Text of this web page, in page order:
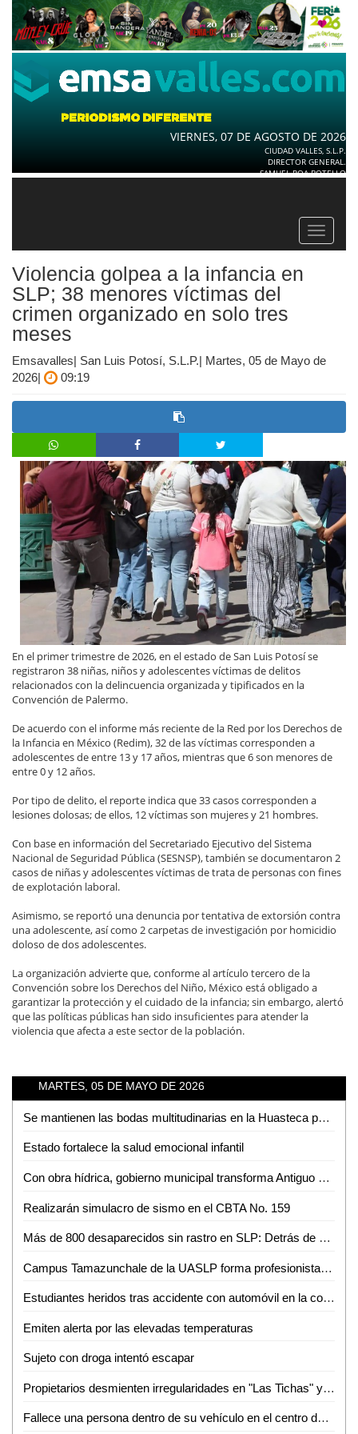
VIERNES, 07 DE AGOSTO DE 2026
CIUDAD VALLES, S.L.P.
DIRECTOR GENERAL.
SAMUEL ROA BOTELLO
Toggle
Violencia golpea a la infancia en
SLP; 38 menores víctimas del
crimen organizado en solo tres
meses
Emsavalles| San Luis Potosí, S.L.P.| Martes, 05 de Mayo de
2026|
09:19
En el primer trimestre de 2026, en el estado de San Luis Potosí se
registraron 38 niñas, niños y adolescentes víctimas de delitos
relacionados con la delincuencia organizada y tipificados en la
Convención de Palermo.
De acuerdo con el informe más reciente de la Red por los Derechos de
la Infancia en México (Redim), 32 de las víctimas corresponden a
adolescentes de entre 13 y 17 años, mientras que 6 son menores de
entre 0 y 12 años.
Por tipo de delito, el reporte indica que 33 casos corresponden a
lesiones dolosas; de ellos, 12 víctimas son mujeres y 21 hombres.
Con base en información del Secretariado Ejecutivo del Sistema
Nacional de Seguridad Pública (SESNSP), también se documentaron 2
casos de niñas y adolescentes víctimas de trata de personas con fines
de explotación laboral.
Asimismo, se reportó una denuncia por tentativa de extorsión contra
una adolescente, así como 2 carpetas de investigación por homicidio
doloso de dos adolescentes.
La organización advierte que, conforme al artículo tercero de la
Convención sobre los Derechos del Niño, México está obligado a
garantizar la protección y el cuidado de la infancia; sin embargo, alertó
que las políticas públicas han sido insuficientes para atender la
violencia que afecta a este sector de la población.
MARTES, 05 DE MAYO DE 2026
Se mantienen las bodas multitudinarias en la Huasteca pese a nuevas tendencias
Estado fortalece la salud emocional infantil
Con obra hídrica, gobierno municipal transforma Antiguo Tambolón
Realizarán simulacro de sismo en el CBTA No. 159
Más de 800 desaparecidos sin rastro en SLP: Detrás de cada número hay una historia pendiente
Campus Tamazunchale de la UASLP forma profesionistas preparados para enfrentar retos del ámbito financiero
Estudiantes heridos tras accidente con automóvil en la colonia Pueblo Nuevo
Emiten alerta por las elevadas temperaturas
Sujeto con droga intentó escapar
Propietarios desmienten irregularidades en "Las Tichas" y acusa de violencia al MHD
Fallece una persona dentro de su vehículo en el centro de Aquismón